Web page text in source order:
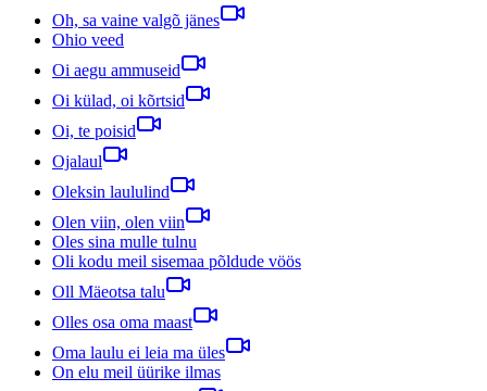
Oh, sa vaine valgõ jänes
Ohio veed
Oi aegu ammuseid
Oi külad, oi kõrtsid
Oi, te poisid
Ojalaul
Oleksin laululind
Olen viin, olen viin
Oles sina mulle tulnu
Oli kodu meil sisemaa põldude vöös
Oll Mäeotsa talu
Olles osa oma maast
Oma laulu ei leia ma üles
On elu meil üürike ilmas